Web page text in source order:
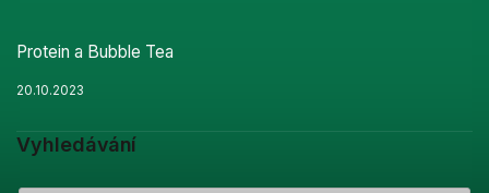
Protein a Bubble Tea
20.10.2023
Vyhledávání